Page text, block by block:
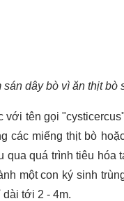
dây bò vì ăn thịt bò
tên gọi
các miếng thịt bò
quá trình tiêu hóa
một con ký sinh
tới 2 - 4m.